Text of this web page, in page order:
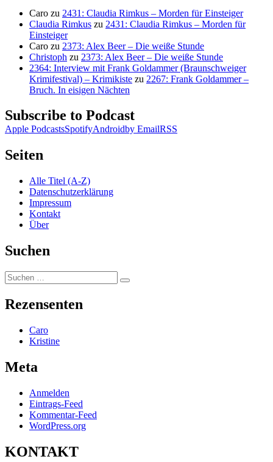
Caro zu 2431: Claudia Rimkus – Morden für Einsteiger
Claudia Rimkus zu 2431: Claudia Rimkus – Morden für
Einsteiger
Caro zu 2373: Alex Beer – Die weiße Stunde
Christoph zu 2373: Alex Beer – Die weiße Stunde
2364: Interview mit Frank Goldammer (Braunschweiger
Krimifestival) – Krimikiste zu 2267: Frank Goldammer –
Bruch. In eisigen Nächten
Subscribe to Podcast
Apple PodcastsSpotifyAndroidby EmailRSS
Seiten
Alle Titel (A-Z)
Datenschutzerklärung
Impressum
Kontakt
Über
Suchen
Suchen
nach:
Suchen
Rezensenten
Caro
Kristine
Meta
Anmelden
Eintrags-Feed
Kommentar-Feed
WordPress.org
KONTAKT